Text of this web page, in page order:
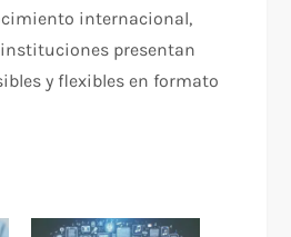
internacional,
presentan
y flexibles en formato